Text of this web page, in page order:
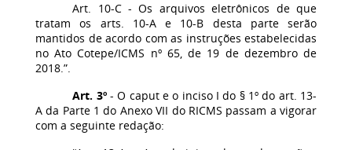
Art. 10-C - Os arquivos eletrônicos de que
tratam os arts. 10-A e 10-B desta parte serão
mantidos de acordo com as instruções estabelecidas
no Ato Cotepe/ICMS nº 65, de 19 de dezembro de
2018.”.
Art. 3º - O caput e o inciso I do § 1º do art. 13-
A da Parte 1 do Anexo VII do RICMS passam a vigorar
com a seguinte redação: